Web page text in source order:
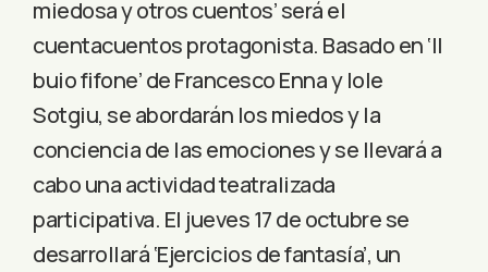
miedosa y otros cuentos’ será el
cuentacuentos protagonista. Basado en ‘Il
buio fifone’ de Francesco Enna y Iole
Sotgiu, se abordarán los miedos y la
conciencia de las emociones y se llevará a
cabo una actividad teatralizada
participativa. El jueves 17 de octubre se
desarrollará ‘Ejercicios de fantasía’, un